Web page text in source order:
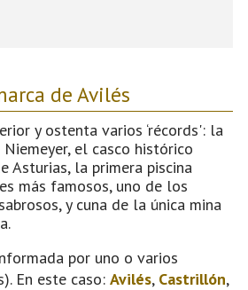
de Avilés
y ostenta varios ‘récords': la
el casco histórico
Asturias, la primera piscina
más famosos, uno de los
y cuna de la única mina
por uno o varios
En este caso: Avilés, Castrillón,